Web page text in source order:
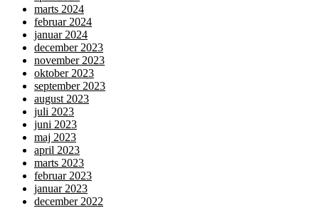
marts 2024
februar 2024
januar 2024
december 2023
november 2023
oktober 2023
september 2023
august 2023
juli 2023
juni 2023
maj 2023
april 2023
marts 2023
februar 2023
januar 2023
december 2022